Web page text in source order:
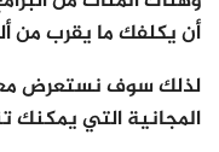
أن يكلفك ما يقرب من
المجانية التي يمكنك